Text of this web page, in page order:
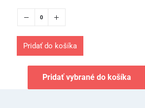
Pridať do košíka
Pridať vybrané do košíka